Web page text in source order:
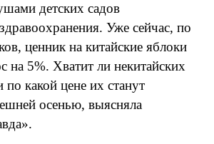
детских садов
Уже сейчас, по
ценник на китайские яблоки
на 5%. Хватит ли некитайских
по какой цене их станут
осенью, выясняла